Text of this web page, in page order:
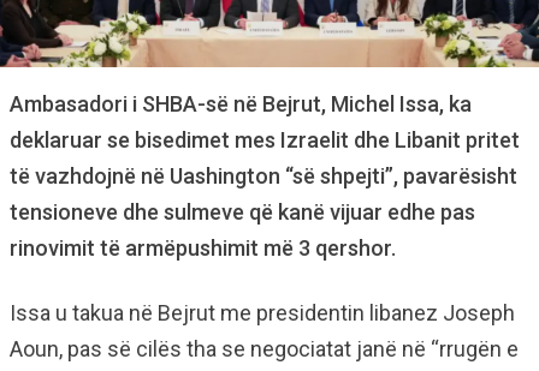
Ambasadori i SHBA-së në Bejrut, Michel Issa, ka
deklaruar se bisedimet mes Izraelit dhe Libanit pritet
të vazhdojnë në Uashington “së shpejti”, pavarësisht
tensioneve dhe sulmeve që kanë vijuar edhe pas
rinovimit të armëpushimit më 3 qershor.
Issa u takua në Bejrut me presidentin libanez Joseph
Aoun, pas së cilës tha se negociatat janë në “rrugën e